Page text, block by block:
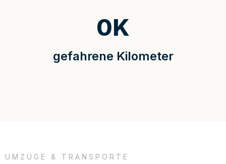
gefahrene Kilometer
0K
UMZÜGE & TRANSPORTE